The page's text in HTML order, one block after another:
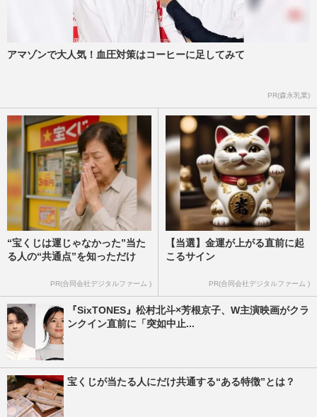
アマゾンで大人気！血圧対策はコーヒーに足してみて
PR(森永乳業)
“宝くじは運じゃなかった”当た
る人の“共通点”を知っただけ
PR(合同会社デジタルファーム )
【当選】金運が上がる直前に起
こるサイン
PR(合同会社デジタルファーム )
『SixTONES』松村北斗×芳根京子、W主演映画がクラ
ンクイン直前に「突如中止...
宝くじが当たる人にだけ共通する“ある特徴”とは？